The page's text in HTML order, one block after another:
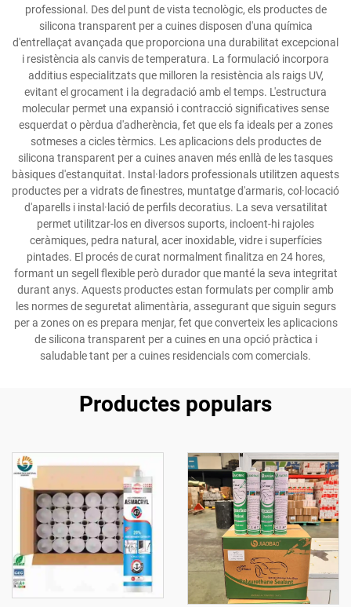
professional. Des del punt de vista tecnològic, els productes de
silicona transparent per a cuines disposen d'una química
d'entrellaçat avançada que proporciona una durabilitat excepcional
i resistència als canvis de temperatura. La formulació incorpora
additius especialitzats que milloren la resistència als raigs UV,
evitant el grocament i la degradació amb el temps. L'estructura
molecular permet una expansió i contracció significatives sense
esquerdat o pèrdua d'adherència, fet que els fa ideals per a zones
sotmeses a cicles tèrmics. Les aplicacions dels productes de
silicona transparent per a cuines anaven més enllà de les tasques
bàsiques d'estanquitat. Instal·ladors professionals utilitzen aquests
productes per a vidrats de finestres, muntatge d'armaris, col·locació
d'aparells i instal·lació de perfils decoratius. La seva versatilitat
permet utilitzar-los en diversos suports, incloent-hi rajoles
ceràmiques, pedra natural, acer inoxidable, vidre i superfícies
pintades. El procés de curat normalment finalitza en 24 hores,
formant un segell flexible però durador que manté la seva integritat
durant anys. Aquests productes estan formulats per complir amb
les normes de seguretat alimentària, assegurant que siguin segurs
per a zones on es prepara menjar, fet que converteix les aplicacions
de silicona transparent per a cuines en una opció pràctica i
saludable tant per a cuines residencials com comercials.
Productes populars